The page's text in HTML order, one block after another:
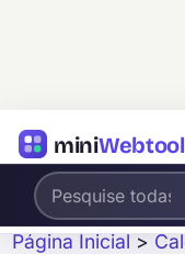
miniWebtool
Página Inicial >